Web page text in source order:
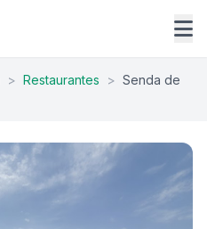
> Restaurantes > Senda de